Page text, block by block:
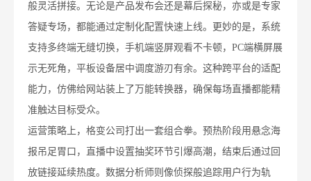
般灵活拼接。无论是产品发布会还是幕后探秘，亦或是专家
答疑专场，都能通过定制化配置快速上线。更妙的是，系统
支持多终端无缝切换，手机端竖屏观看不卡顿，PC端横屏展
示无死角，平板设备居中调度游刃有余。这种跨平台的适配
能力，仿佛给网站装上了万能转换器，确保每场直播都能精
准触达目标受众。
运营策略上，格变公司打出一套组合拳。预热阶段用悬念海
报吊足胃口，直播中设置抽奖环节引爆高潮，结束后通过回
放链接延续热度。数据分析师则像侦探般追踪用户行为轨